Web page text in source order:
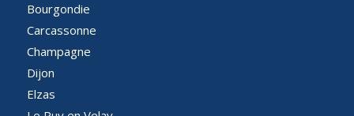
Bourgondie
Carcassonne
Champagne
Dijon
Elzas